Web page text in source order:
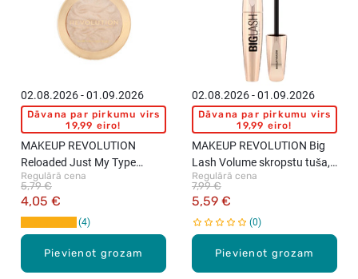
Pievienot grozam
02.08.2026 - 01.09.2026
Dāvana par pirkumu virs
19,99 eiro!
MAKEUP REVOLUTION
Reloaded Just My Type
hailaiteris, 10g
Regulārā cena
4,05 €
5,79 €
4
Pievienot grozam
02.08.2026 - 01.09.2026
Dāvana par pirkumu virs
19,99 eiro!
MAKEUP REVOLUTION Big
Lash Volume skropstu tuša,
8g
Regulārā cena
5,59 €
7,99 €
0